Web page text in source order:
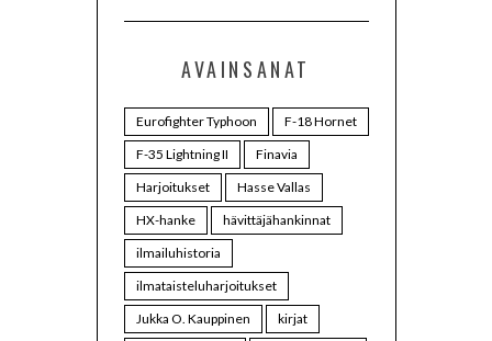
AVAINSANAT
Eurofighter Typhoon
F-18 Hornet
F-35 Lightning II
Finavia
Harjoitukset
Hasse Vallas
HX-hanke
hävittäjähankinnat
ilmailuhistoria
ilmataisteluharjoitukset
Jukka O. Kauppinen
kirjat